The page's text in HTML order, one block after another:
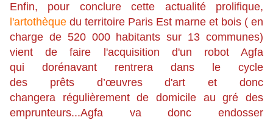
Enfin, pour conclure cette actualité prolifique,
l'artothèque du territoire Paris Est marne et bois ( en
charge de 520 000 habitants sur 13 communes)
vient de faire l'acquisition d'un robot Agfa
qui dorénavant rentrera dans le cycle
des prêts d’œuvres d'art et donc
changera régulièrement de domicile au gré des
emprunteurs...Agfa va donc endosser